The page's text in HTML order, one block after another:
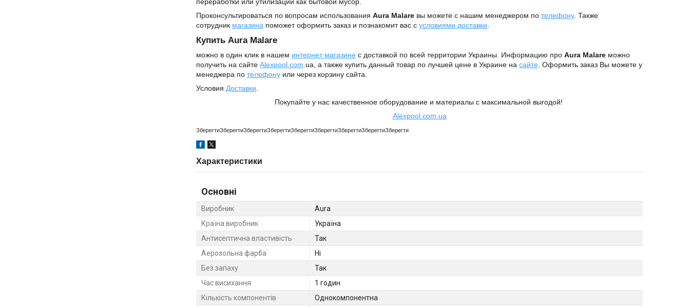
Проконсультироваться по вопросам использования Aura Malare вы можете с нашим менеджером по телефону. Также
сотрудник магазина поможет оформить заказ и познакомит вас с условиями доставки
Купить Aura Malare
можно в один клик в нашем интернет магазине с доставкой по всей территории Украины. Информацию про Aura Malare можно
получить на сайте Alexpool.com .ua, а также купить данный товар по лучшей цене в Украине на сайте . Оформить заказ Вы можете у
менеджера по телефону или через корзину сайта.
Условия Доставки
Покупайте у нас качественное оборудование и материалы с максимальной выгодой!
Alexpool.com.ua
ЗберегтиЗберегтиЗберегтиЗберегтиЗберегтиЗберегтиЗберегтиЗберегтиЗберегти
Характеристики
Основні
Виробник
Aura
Країна виробник
Україна
Антисептична властивість
Так
Аерозольна фарба
Ні
Без запаху
Так
Час висихання
1 годин
Кількість компонентів
Однокомпонентна